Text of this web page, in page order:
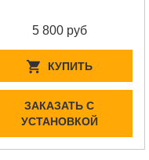
5 800 руб
КУПИТЬ
ЗАКАЗАТЬ С
УСТАНОВКОЙ